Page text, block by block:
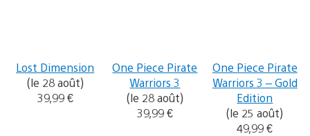
Lost Dimension
(le 28 août)
39,99 €
One Piece Pirate
Warriors 3
(le 28 août)
39,99 €
One Piece Pirate
Warriors 3 – Gold
Edition
(le 25 août)
49,99 €